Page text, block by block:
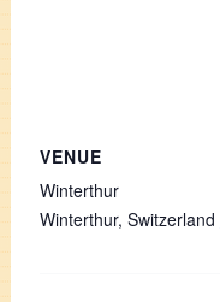
VENUE
Winterthur
Winterthur, Switzerland